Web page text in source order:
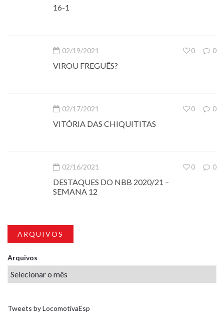
16-1
02/19/2021 0
0
VIROU FREGUÊS?
02/17/2021 0
0
VITÓRIA DAS CHIQUITITAS
02/16/2021 0
0
DESTAQUES DO NBB 2020/21 –
SEMANA 12
ARQUIVOS
Arquivos
Tweets by LocomotivaEsp